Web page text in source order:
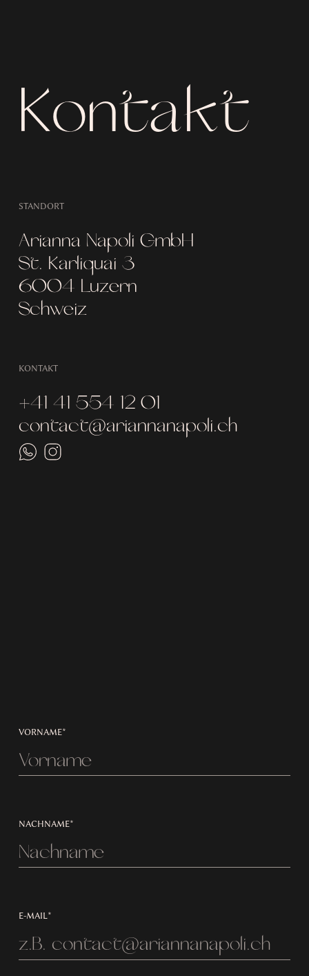
Kontakt
STANDORT
Arianna Napoli GmbH
St. Karliquai 3
6004 Luzern
Schweiz
KONTAKT
+41 41 554 12 01
contact@ariannanapoli.ch
VORNAME*
NACHNAME*
E-MAIL*